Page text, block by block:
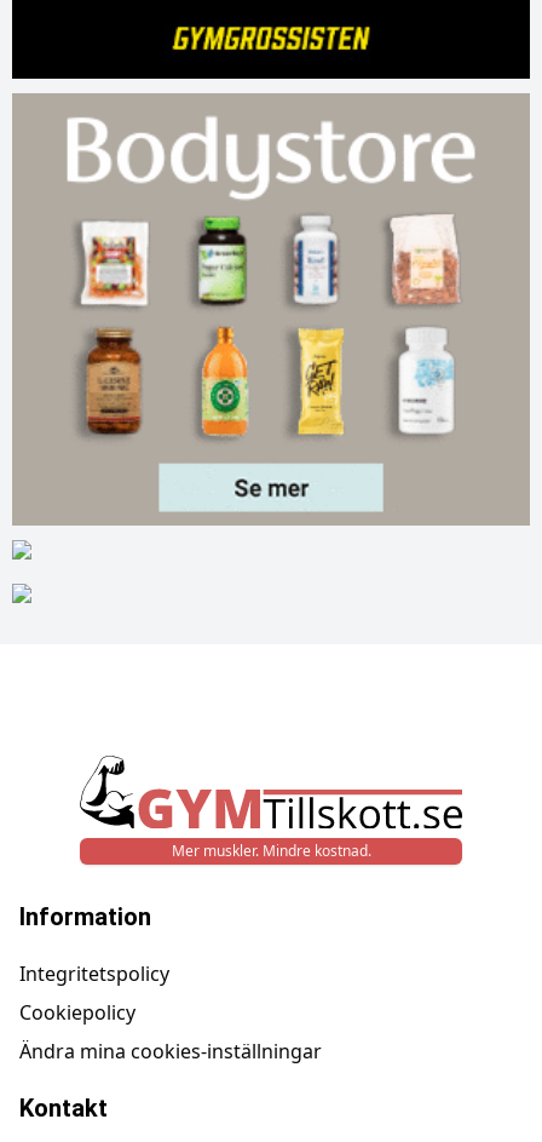
Mer muskler. Mindre kostnad.
Information
Integritetspolicy
Cookiepolicy
Ändra mina cookies-inställningar
Kontakt